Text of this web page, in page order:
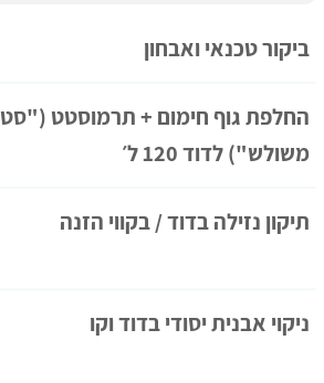
ביקור טכנאי ואבחון
החלפת גוף חימום + תרמוסטט ("סט
משולש") לדוד 120 ל׳
תיקון נזילה בדוד / בקווי הזנה
ניקוי אבנית יסודי בדוד וקו